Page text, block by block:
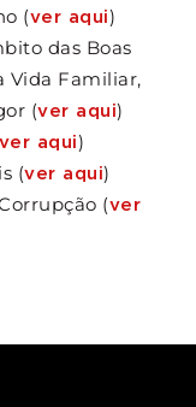
(ver aqui)
das Boas
Vida Familiar,
(ver aqui)
ver aqui)
(ver aqui)
(ver